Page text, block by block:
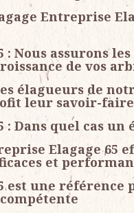
Entreprise
: Nous assurons
de vos
élagueurs de
leur savoir-faire
: Dans quel cas
Elagage 65
et
est une